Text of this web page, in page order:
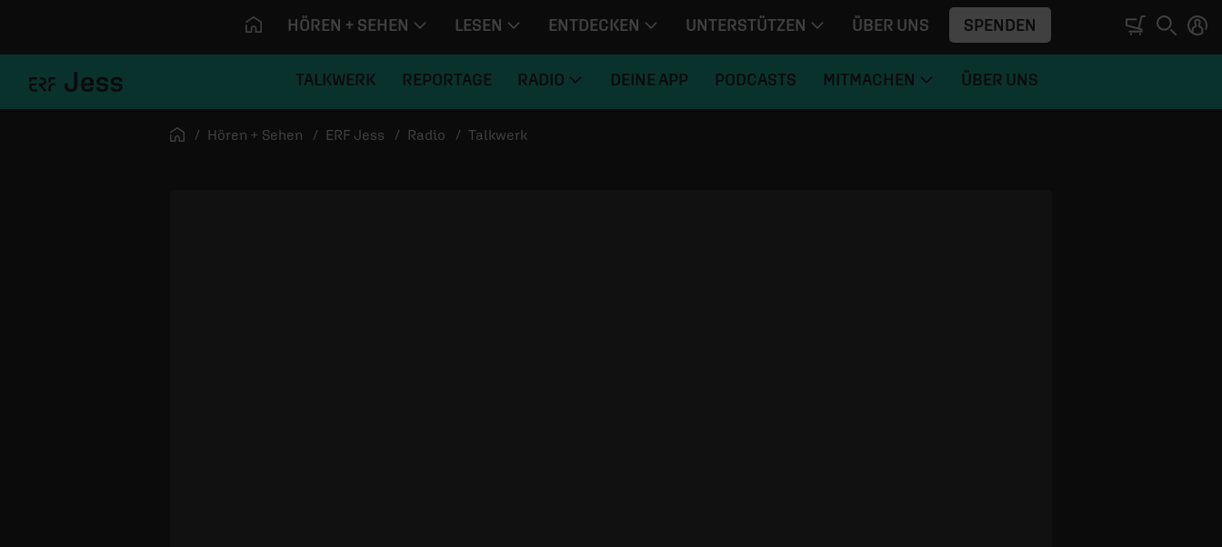
HÖREN + SEHEN LESEN ENTDECKEN UNTERSTÜTZEN ÜBER UNS SPENDEN
TALKWERK REPORTAGE RADIO DEINE APP PODCASTS MITMACHEN ÜBER UNS
Startseite
Hören + Sehen ERF Jess Radio Talkwerk